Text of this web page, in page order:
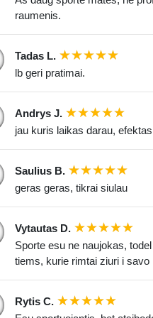
raumenis.
Tadas L.
lb geri pratimai.
Andrys J.
jau kuris laikas darau,
Saulius B.
geras geras, tikrai siulau
Vytautas D.
Sporte esu ne naujokas,
tiems, kurie rimtai ziuri i savo
Rytis C.